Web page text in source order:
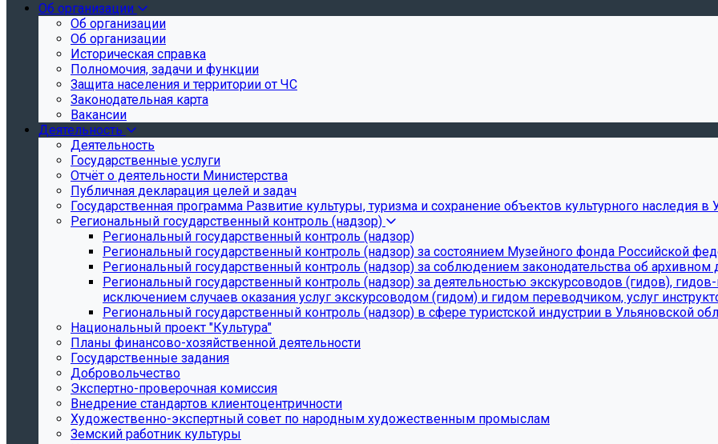
Об организации
Об организации
Об организации
Историческая справка
Полномочия, задачи и функции
Защита населения и территории от ЧС
Законодательная карта
Вакансии
Деятельность
Деятельность
Государственные услуги
Отчёт о деятельности Министерства
Публичная декларация целей и задач
Государственная программа Развитие культуры, туризма и сохранение объектов культурного наследия в
Региональный государственный контроль (надзор)
Региональный государственный контроль (надзор)
Региональный государственный контроль (надзор) за состоянием Музейного фонда Российской
Региональный государственный контроль (надзор) за соблюдением законодательства об архивном
Региональный государственный контроль (надзор) за деятельностью экскурсоводов (гидов),
исключением случаев оказания услуг экскурсоводом (гидом) и гидом переводчиком, услуг
Региональный государственный контроль (надзор) в сфере туристской индустрии в Ульяновской
Национальный проект "Культура"
Планы финансово-хозяйственной деятельности
Государственные задания
Добровольчество
Экспертно-проверочная комиссия
Внедрение стандартов клиентоцентричности
Художественно-экспертный совет по народным художественным промыслам
Земский работник культуры